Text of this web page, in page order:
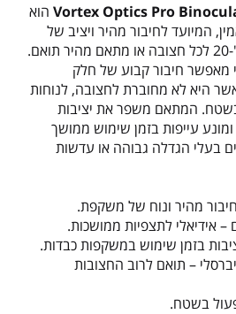
Vortex Optics Pro הוא
המיועד לחיבור מהיר ויציב של
משקפות עם תבריג 1/4"-20 לכל חצובה או מתאם מהיר תואם.
מאפשר חיבור קבוע של חלק
היא לא מחוברת לחצובה, לנוחות
בשטח. המתאם משפר את יציבות
עייפות בזמן שימוש ממושך
בעלי הגדלה גבוהה או עדשות
מהיר ונוח של משקפת.
אידיאלי לתצפיות ממושכות.
בזמן שימוש במשקפות כבדות.
1/4"-20 אוניברסלי – תואם לרוב החצובות
בשטח.